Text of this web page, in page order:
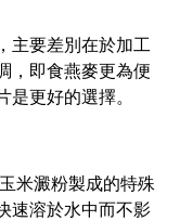
主要差別在於加工
，即食燕麥更為便
更好的選擇。
米澱粉製成的特殊
速溶於水中而不影